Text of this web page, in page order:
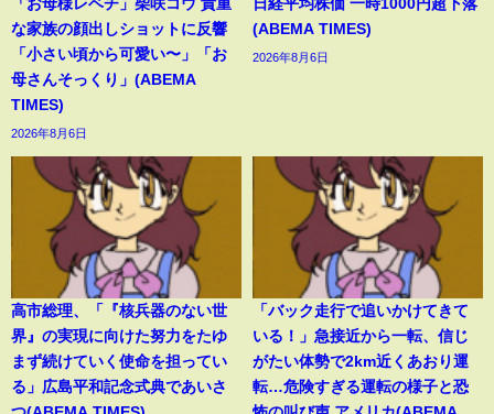
な家族の顔出しショットに反響
「小さい頃から可愛い〜」「お
母さんそっくり」(ABEMA
TIMES)
2026年8月6日
(ABEMA TIMES)
2026年8月6日
高市総理、「『核兵器のない世
界』の実現に向けた努力をたゆ
まず続けていく使命を担ってい
る」広島平和記念式典であいさ
「バック走行で追いかけてきて
いる！」急接近から一転、信じ
がたい体勢で2km近くあおり運
転…危険すぎる運転の様子と恐